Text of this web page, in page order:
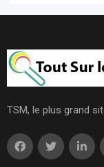
TSM, le plus grand